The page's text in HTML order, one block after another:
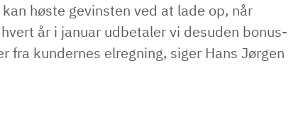
høste gevinsten ved at lade op, når
år i januar udbetaler vi desuden bonus-
fra kundernes elregning, siger Hans Jørgen